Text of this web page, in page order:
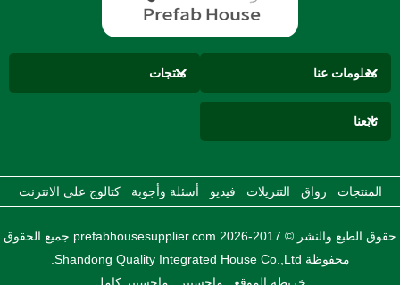
معلومات عنا منتجات
تابعنا
المنتجات رواق التنزيلات فيديو أسئلة وأجوبة كتالوج على الانترنت
حقوق الطبع والنشر © 2017-2026 prefabhousesupplier.com جميع الحقوق
محفوظة Shandong Quality Integrated House Co.,Ltd.
خريطة الموقع
ماجستير ماجستير كامل